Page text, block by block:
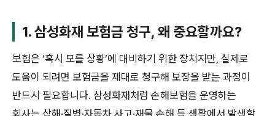
1. 삼성화재 보험금 청구, 왜 중요할까요?
보험은 ‘혹시 모를 상황’에 대비하기 위한 장치지만, 실제로
도움이 되려면 보험금을 제대로 청구해 보장을 받는 과정이
반드시 필요합니다. 삼성화재처럼 손해보험을 운영하는